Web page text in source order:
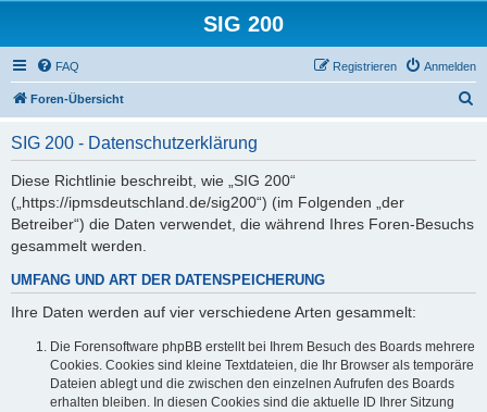
SIG 200
FAQ Anmelden
Registrieren
Foren-Übersicht
SIG 200 - Datenschutzerklärung
Diese Richtlinie beschreibt, wie „SIG 200“
(„https://ipmsdeutschland.de/sig200“) (im Folgenden „der
Betreiber“) die Daten verwendet, die während Ihres Foren-Besuchs
gesammelt werden.
UMFANG UND ART DER DATENSPEICHERUNG
Ihre Daten werden auf vier verschiedene Arten gesammelt:
Die Forensoftware phpBB erstellt bei Ihrem Besuch des Boards mehrere
Cookies. Cookies sind kleine Textdateien, die Ihr Browser als temporäre
Dateien ablegt und die zwischen den einzelnen Aufrufen des Boards
erhalten bleiben. In diesen Cookies sind die aktuelle ID Ihrer Sitzung